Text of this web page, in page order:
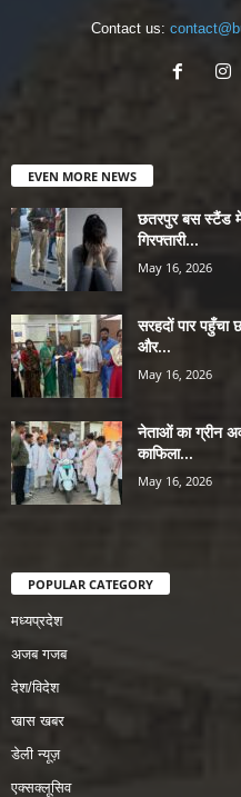
Contact us:
EVEN MORE NEWS
छतरपुर बस स्टैंड में
गिरफ्तारी...
May 16, 2026
सरहदों पार पहुँचा
और...
May 16, 2026
नेताओं का ग्रीन
काफिला...
May 16, 2026
POPULAR CATEGORY
मध्यप्रदेश
अजब गजब
देश/विदेश
खास खबर
डेली न्यूज़
एक्सक्लूसिव